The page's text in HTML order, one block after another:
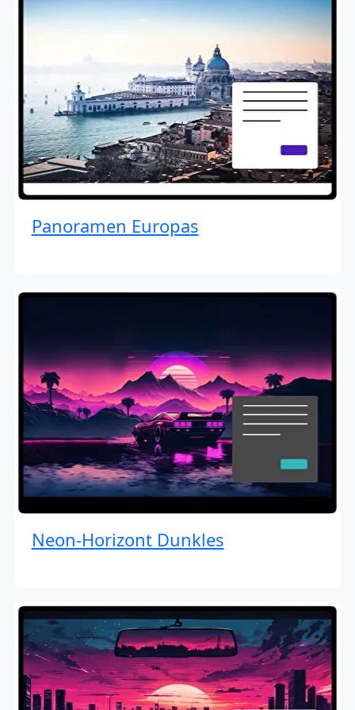
Panoramen Europas
Neon-Horizont Dunkles